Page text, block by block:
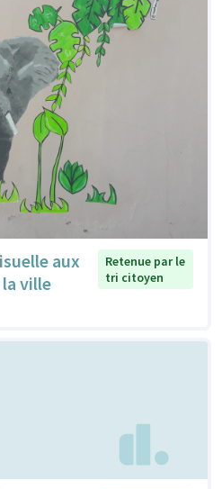
aux
la ville
Retenue par le
tri citoyen